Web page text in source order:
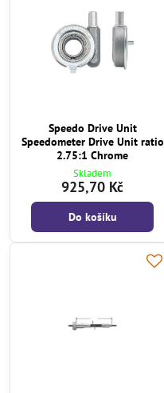
Speedo Drive Unit
Speedometer Drive Unit ratio
2.75:1 Chrome
Skladem
925,70 Kč
Do košíku